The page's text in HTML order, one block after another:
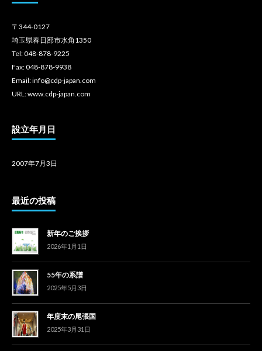
〒344-0127
埼玉県春日部市水角1350
Tel: 048-878-9225
Fax: 048-878-9938
Email: info@cdp-japan.com
URL: www.cdp-japan.com
設立年月日
2007年7月3日
最近の投稿
新年のご挨拶
2026年1月1日
55年の系譜
2025年5月3日
年度末の尾張国
2025年3月31日